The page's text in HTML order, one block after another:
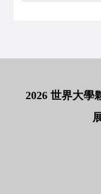
2026 世界大學